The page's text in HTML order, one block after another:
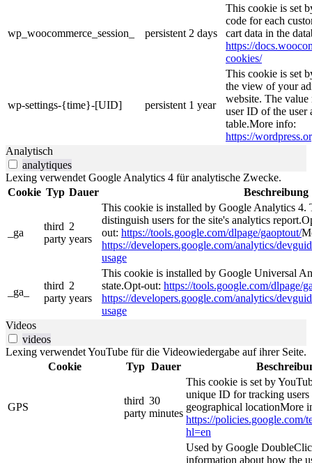
wp_woocommerce_session_ persistent 2 days
This cookie is set
code for each
cart data in the
https://
cookies/
wp-settings-{time}-[UID] persistent 1 year
This cookie is set
the view of your
website. The
user ID of the user
table.More info:
https://
Analytisch
analytiques
Lexing verwendet Google Analytics 4 für analytische Zwecke.
Cookie Typ Dauer Beschreibung
_ga
third
party
2
years
This cookie is installed by Google Analytics 4.
distinguish users for the site's analytics
out: https://tools.google.com/dlpage/gaoptout/
https://developers.google.com/analytics/
usage
_ga_
third
party
2
years
This cookie is installed by Google Universal
state.Opt-out: https://tools.google.com/dlpage/
https://developers.google.com/analytics/
usage
Videos
videos
Lexing verwendet YouTube für die Videowiedergabe auf ihrer Seite.
Cookie
Typ Dauer
GPS
third
party
30
minutes
This cookie is set by
unique ID for tracking users
geographical locationMore
https://policies.google.com/
hl=en
Used by Google
information about how the